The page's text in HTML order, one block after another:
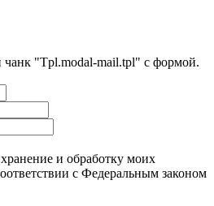
"Tpl.modal-mail.tpl" с формой.
и обработку моих
с Федеральным законом